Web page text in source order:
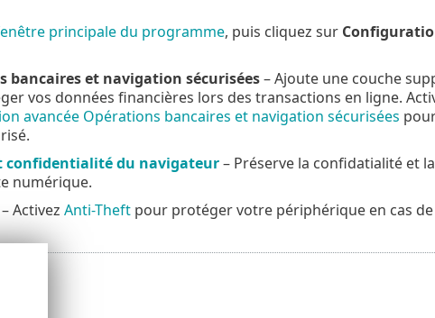
principale du programme, puis cliquez sur
bancaires et navigation sécurisées– Ajoute une couche
vos données financières lors des transactions en ligne.
avancée Opérations bancaires et navigation sécurisées
confidentialité du navigateur– Préserve la confidatialité et
numérique.
Activez Anti-Theftpour protéger votre périphérique en cas